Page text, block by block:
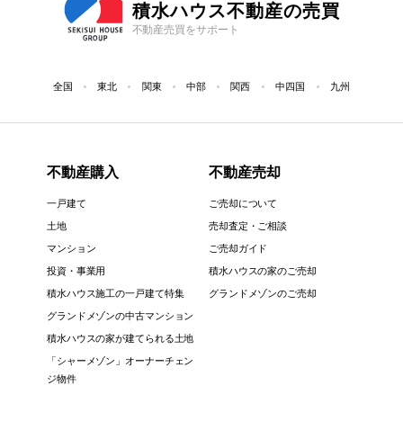
積水ハウス不動産の売買
不動産売買をサポート
全国 東北 関東 中部 関西 中四国 九州
不動産購入
一戸建て
土地
マンション
投資・事業用
積水ハウス施工の一戸建て特集
グランドメゾンの中古マンション
積水ハウスの家が建てられる土地
「シャーメゾン」オーナーチェン
ジ物件
不動産売却
ご売却について
売却査定・ご相談
ご売却ガイド
積水ハウスの家のご売却
グランドメゾンのご売却